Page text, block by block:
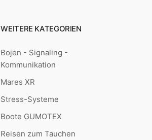
WEITERE KATEGORIEN
Bojen - Signaling -
Kommunikation
Mares XR
Stress-Systeme
Boote GUMOTEX
Reisen zum Tauchen